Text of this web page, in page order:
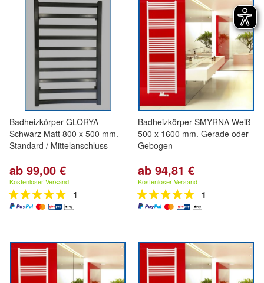
Badheizkörper GLORYA
Schwarz Matt 800 x 500 mm.
Standard / Mittelanschluss
ab 99,00 €
Kostenloser Versand
1
Badheizkörper SMYRNA Weiß
500 x 1600 mm. Gerade oder
Gebogen
ab 94,81 €
Kostenloser Versand
1